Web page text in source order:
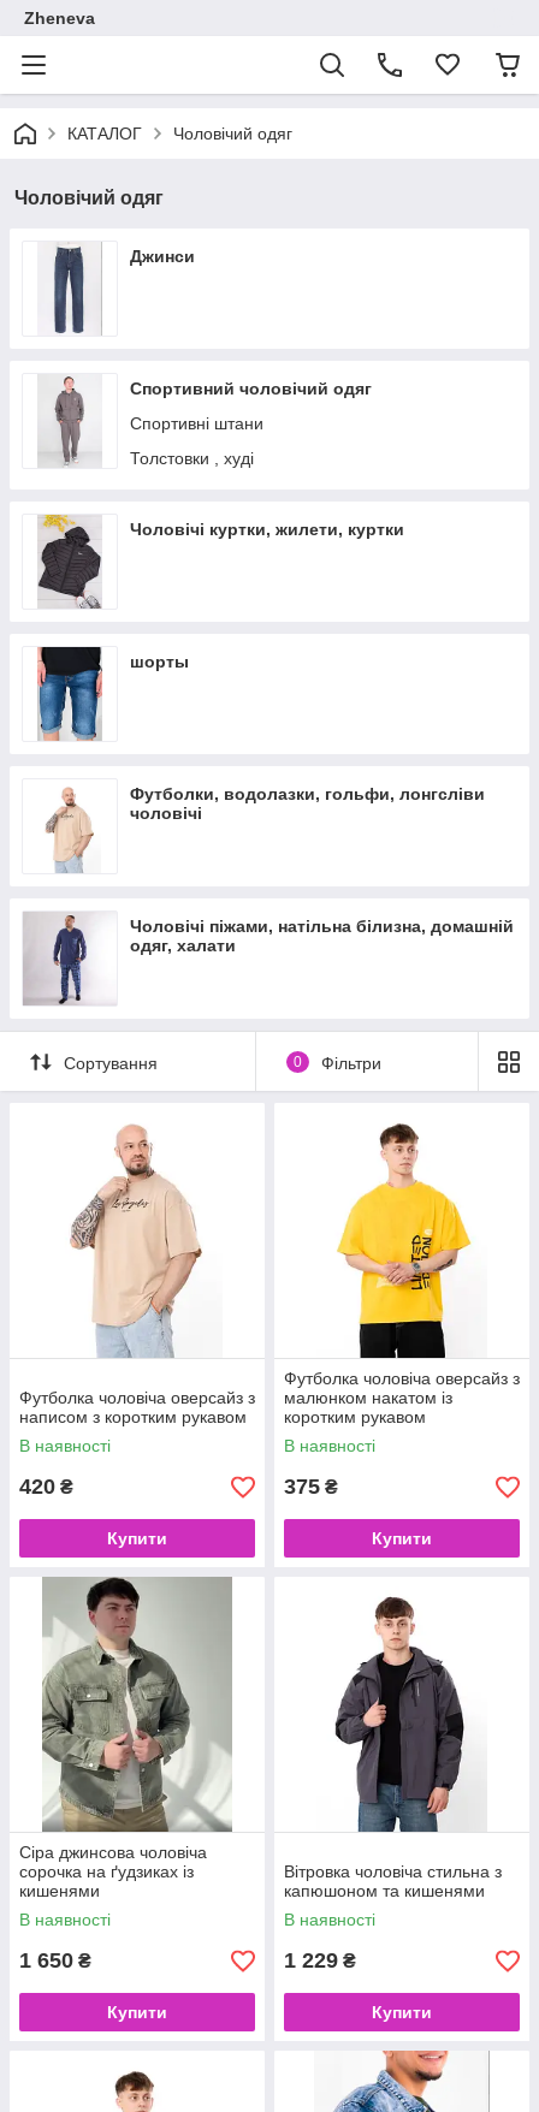
Zheneva
КАТАЛОГ Чоловічий одяг
Чоловічий одяг
Джинси
Спортивний чоловічий одяг
Спортивні штани
Толстовки , худі
Чоловічі куртки, жилети, куртки
шорты
Футболки, водолазки, гольфи, лонгсліви
чоловічі
Чоловічі піжами, натільна білизна, домашній
одяг, халати
Сортування 0 Фільтри
Футболка чоловіча оверсайз з
написом з коротким рукавом
В наявності
420 ₴
Купити
Футболка чоловіча оверсайз з
малюнком накатом із
коротким рукавом
В наявності
375 ₴
Купити
Сіра джинсова чоловіча
сорочка на ґудзиках із
кишенями
В наявності
1 650 ₴
Купити
Вітровка чоловіча стильна з
капюшоном та кишенями
В наявності
1 229 ₴
Купити